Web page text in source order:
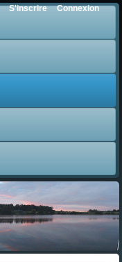
S'inscrire Connexion